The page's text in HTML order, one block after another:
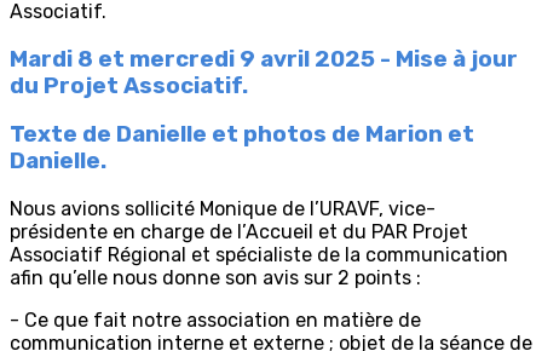
Mardi 8 et mercredi 9 avril 2025 - Mise à jour
du Projet Associatif.
Texte de Danielle et photos de Marion et
Danielle.
Nous avions sollicité Monique de l’URAVF, vice-
présidente en charge de l’Accueil et du PAR Projet
Associatif Régional et spécialiste de la communication
afin qu’elle nous donne son avis sur 2 points :
- Ce que fait notre association en matière de
communication interne et externe ; objet de la séance de